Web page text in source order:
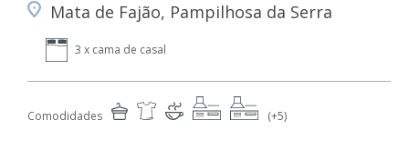
Mata de Fajão, Pampilhosa da Serra
3 x cama de casal
Comodidades (+5)